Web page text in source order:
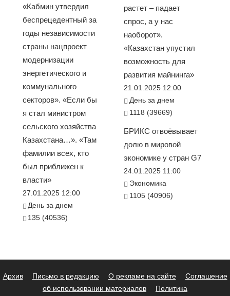
«Кабмин утвердил
беспрецедентный за
годы независимости
страны нацпроект
модернизации
энергетического и
коммунального
секторов». «Если бы
я стал министром
сельского хозяйства
Казахстана…». «Там
фамилии всех, кто
был приближен к
власти»
27.01.2025 12:00
День за днем
135 (40536)
растет – падает
спрос, а у нас
наоборот».
«Казахстан упустил
возможность для
развития майнинга»
21.01.2025 12:00
День за днем
1118 (39669)
БРИКС отвоёвывает
долю в мировой
экономике у стран G7
24.01.2025 11:00
Экономика
1105 (40906)
Архив Письмо в редакцию О рекламе на сайте
Соглашение
об использовании материалов
Политика